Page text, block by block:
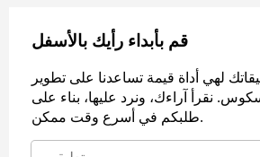
قم بأبداء رأيك بالأسفل
لهي أداة قيمة تساعدنا على تطوير
نقرأ آراءك، ونرد عليها، بناء على
طلبكم في أسرع وقت ممكن.